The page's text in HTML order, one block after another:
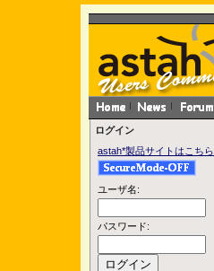
ログイン
astah*製品サイトはこちら
ユーザ名:
パスワード: